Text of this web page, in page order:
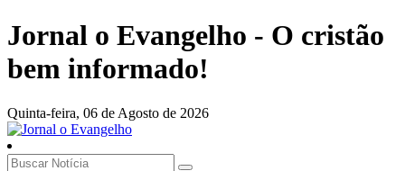
Jornal o Evangelho - O cristão
bem informado!
Quinta-feira, 06 de Agosto de 2026